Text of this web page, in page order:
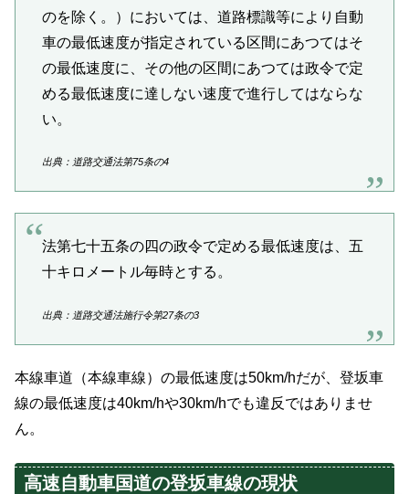
のを除く。）においては、道路標識等により自動
車の最低速度が指定されている区間にあつてはそ
の最低速度に、その他の区間にあつては政令で定
める最低速度に達しない速度で進行してはならな
い。
出典：道路交通法第75条の4
法第七十五条の四の政令で定める最低速度は、五
十キロメートル毎時とする。
出典：道路交通法施行令第27条の3
本線車道（本線車線）の最低速度は50km/hだが、登坂車
線の最低速度は40km/hや30km/hでも違反ではありませ
ん。
高速自動車国道の登坂車線の現状